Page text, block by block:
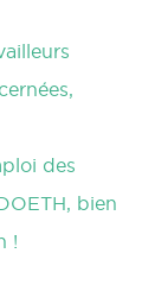
des
bien
!